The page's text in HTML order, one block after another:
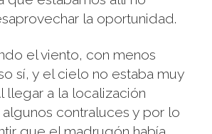
la oportunidad.
el viento, con menos
sí, y el cielo no estaba muy
llegar a la localización
contraluces y por lo